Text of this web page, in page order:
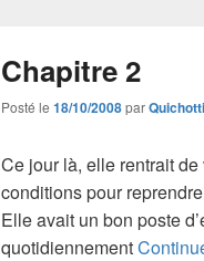
Chapitre 2
Posté le 18/10/2008par
Ce jour là, elle rentrait
conditions pour
Elle avait un bon poste
quotidiennement